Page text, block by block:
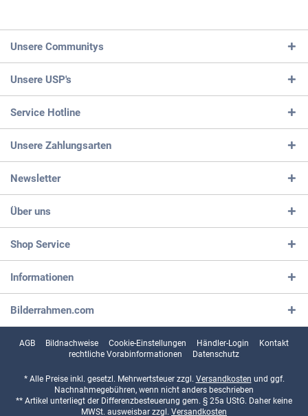
Unsere Communitys
Unsere USP's
Service Hotline
Unsere Zahlungsarten
Newsletter
Über uns
Shop Service
Informationen
Bilderrahmen.com
AGB Bildnachweise Cookie-Einstellungen Händler-Login
Kontakt
rechtliche Vorabinformationen
Datenschutz
* Alle Preise inkl. gesetzl. Mehrwertsteuer zzgl. Versandkosten und ggf.
Nachnahmegebühren, wenn nicht anders beschrieben
** Artikel unterliegt der Differenzbesteuerung gem. § 25a UStG. Daher keine
MWSt. ausweisbar zzgl. Versandkosten